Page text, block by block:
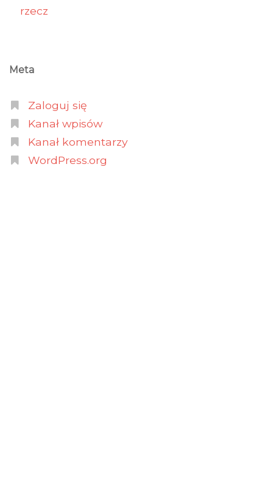
rzecz
Meta
Zaloguj się
Kanał wpisów
Kanał komentarzy
WordPress.org